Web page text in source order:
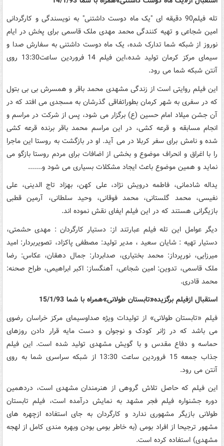
تله فیلم90 دقیقه ای "یک ماه دوست داشتنی" به نویسندگی و کارگردانی
امین شجاعی و تهیه کنندگی محمد مهدی ملک قاسمی برای پخش در ایام
نوروز از شبکه شما تدارک شده، یک ماه دوست داشتنی به سفارش صدا و
سیمای مرکز کرمان تولید شده،این فیلم 14 فروردین ساعت13:30 روی
آنتن شبکه شما می رود.
این فیلم روایتی است از زندگی مشهدی محمد باقر و همسرش بی بی بتول
که در سفری به شهر کرمان بطوراتفاقی گذرشان به مسجدی می افتد که در
آن جشن میلاد امام حسین (ع) برگزار می شود، پس از شرکت در مراسم و
انجام مسابقه و قرعه کشی، در این مراسم محمد باقر برنده قرعه کشی
شده و نامش برای سفر کربلا در می آید. او در بازگشت به روستا این ماجرا
را با اغراق و انحراف موضوع و بخشی از اضافات برای مردم روستا بازگو می
نماید و همین موضوع باعث ایجاد مشکلات بسیاری می شود و.......
یداله شادمانی، فاطمه درویش نژاد، علی کهن، بهزاد تاج الدینی، علی
نفیسی، محمد گلستانی، محمد فوقانی، وحید سلطانی، آرمین قطبی
بازیگرانی هستند که در این فیلم ایفای نقش نموده اند.
دیگر عوامل این تله فیلم عبارتند از: دستیار کارگردان : مهدی حشمتی،
دستیار تهیه : شایان سعید ، مدیر تولید: مصطفی پاکزاد، تصویربردار: امید
میرزایی، نورپرداز: محمد بختیاری، صدابردار: جمال دهقان، عکاس: رضا
ملک قاسمی، تدوین: امین شجاعی، آهنگساز: اکبر ابراهیمی، طراح صحنه:
محمد قادری.
استقبال ازفیلم برگزیده«تابستان طولانی»همراه با شما 15/1/93
فیلم «تابستان طولانی» از تولیدات ویژه صداوسیمای مرکز خراسان رضوی
می باشد که در ژانر کودک و نوجوان و دست مایه قرار دادن روزهای
حماسه و دفاع مقدس و با گویش مشهدی تولید شده است. این فیلم
جذاب جمعه 15 فروردین ساعت 13:30 از شبکه سراسری شما به روی
آنتن می رود.
این فیلم که حاصل تلاش گروهی از هنرمندان مشهدی است، دردهمین
دوره جشنواره فیلم فجر مشهد به نمایش درآمده است، فیلم تابستان
طولانی بازیگر مشهوری ندارد و کارگردان به جای استفاده ازچهره های
مشهور ترجیحا از افراد بومی (به خاطر بومی بودن وبهره مندی کامل از لهجه
مشهدی) استفاده کرده است.